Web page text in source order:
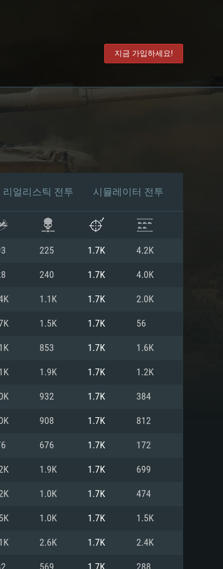
지금 가입하세요!
Linux
10/11 (64 bit)
i5 또는 Ryzen 5 3600 이상
Big Sur 11.0
(Intel Xeon 은 지원하지 않습니
64bit
i7
리얼리스틱 전투 시뮬레이터 전투
225 1.7K 4.2K
240 1.7K 4.0K
1.1K 1.7K 2.0K
1.5K 1.7K 56
853 1.7K 1.6K
1.9K 1.7K 1.2K
932 1.7K 384
908 1.7K 812
676 1.7K 172
1.9K 1.7K 699
1.0K 1.7K 474
1.0K 1.7K 1.5K
2.6K 1.7K 2.4K
569 1.7K 288